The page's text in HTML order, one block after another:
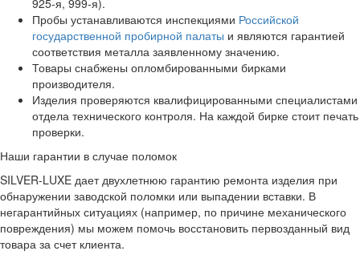
925-я, 999-я).
Пробы устанавливаются инспекциями Российской
государственной пробирной палаты и являются гарантией
соответствия металла заявленному значению.
Товары снабжены опломбированными бирками
производителя.
Изделия проверяются квалифицированными специалистами
отдела технического контроля. На каждой бирке стоит печать
проверки.
Наши гарантии в случае поломок
SILVER-LUXE дает двухлетнюю гарантию ремонта изделия при
обнаружении заводской поломки или выпадении вставки. В
негарантийных ситуациях (например, по причине механического
повреждения) мы можем помочь восстановить первозданный вид
товара за счет клиента.